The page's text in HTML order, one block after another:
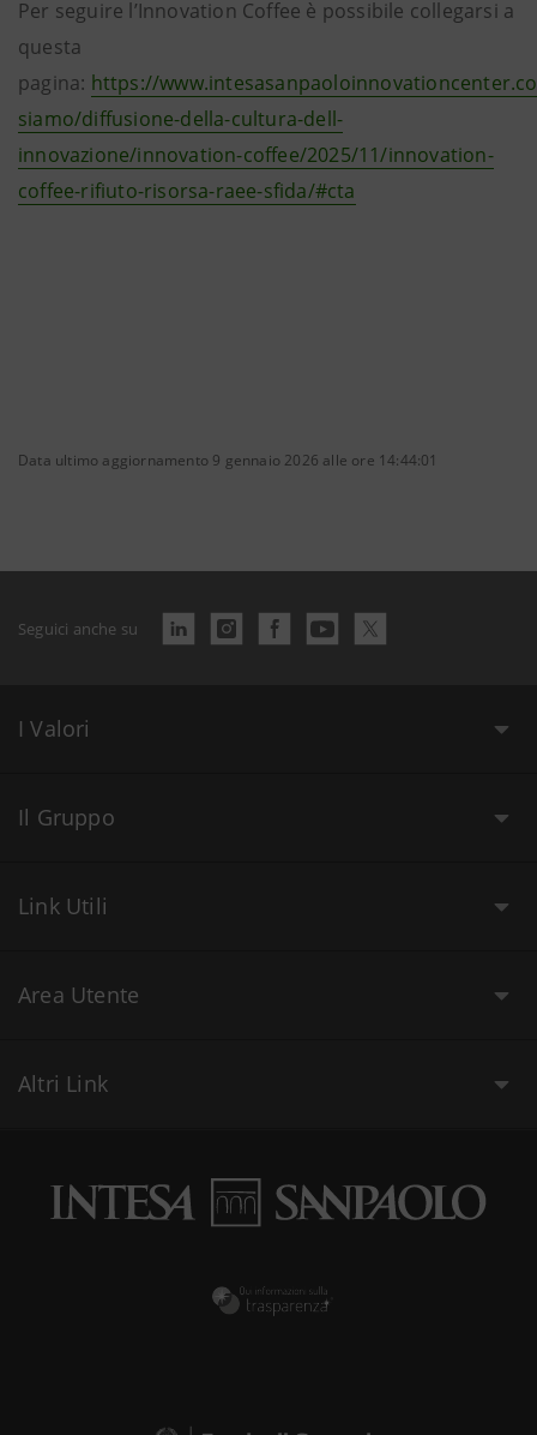
Per seguire l’Innovation Coffee è possibile collegarsi a
questa
pagina: https://
siamo/diffusione-della-cultura-dell-
innovazione/innovation-coffee/2025/11/innovation-
coffee-rifiuto-risorsa-raee-sfida/#cta
Data ultimo aggiornamento 9 gennaio 2026 alle ore 14:44:01
Seguici anche su
I Valori
Il Gruppo
Link Utili
Area Utente
Altri Link